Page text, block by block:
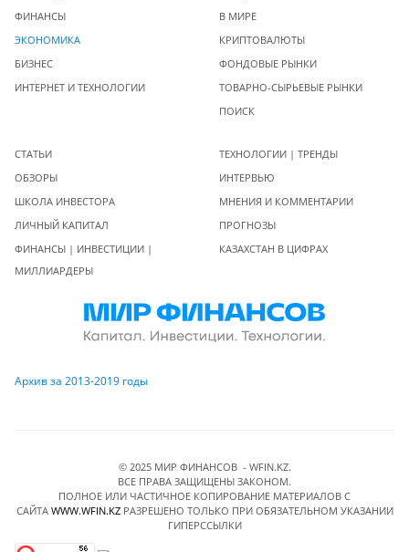
ФИНАНСЫ
ЭКОНОМИКА
БИЗНЕС
ИНТЕРНЕТ И ТЕХНОЛОГИИ
В МИРЕ
КРИПТОВАЛЮТЫ
ФОНДОВЫЕ РЫНКИ
ТОВАРНО-СЫРЬЕВЫЕ РЫНКИ
ПОИСК
СТАТЬИ
ОБЗОРЫ
ШКОЛА ИНВЕСТОРА
ЛИЧНЫЙ КАПИТАЛ
ФИНАНСЫ | ИНВЕСТИЦИИ |
МИЛЛИАРДЕРЫ
ТЕХНОЛОГИИ | ТРЕНДЫ
ИНТЕРВЬЮ
МНЕНИЯ И КОММЕНТАРИИ
ПРОГНОЗЫ
КАЗАХСТАН В ЦИФРАХ
Архив за 2013-2019 годы
© 2025 МИР ФИНАНСОВ - WFIN.KZ.
ВСЕ ПРАВА ЗАЩИЩЕНЫ ЗАКОНОМ.
ПОЛНОЕ ИЛИ ЧАСТИЧНОЕ КОПИРОВАНИЕ МАТЕРИАЛОВ C
САЙТА WWW.WFIN.KZРАЗРЕШЕНО ТОЛЬКО ПРИ ОБЯЗАТЕЛЬНОМ УКАЗАНИИ
ГИПЕРССЫЛКИ